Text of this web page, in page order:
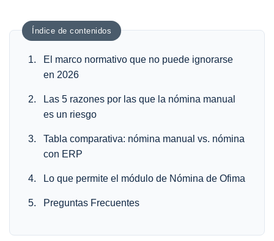
Índice de contenidos
El marco normativo que no puede ignorarse
en 2026
Las 5 razones por las que la nómina manual
es un riesgo
Tabla comparativa: nómina manual vs. nómina
con ERP
Lo que permite el módulo de Nómina de Ofima
Preguntas Frecuentes